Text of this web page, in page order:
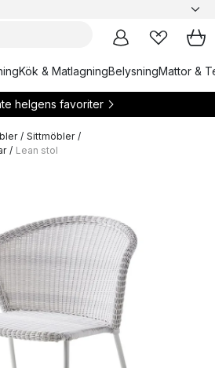
Kök & MatlagningBelysningMattor &
helgens favoriter
/ Sittmöbler /
/ Lean stol